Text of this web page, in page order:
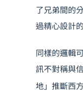
了兄弟間的
過精心設計
同樣的邏輯
訊不對稱與
地」推斷西